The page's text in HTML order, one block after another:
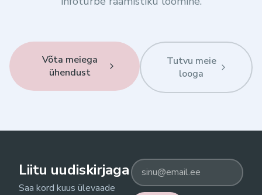
Võta meiega
ühendust
Tutvu meie
looga
Liitu uudiskirjaga
Saa kord kuus ülevaade